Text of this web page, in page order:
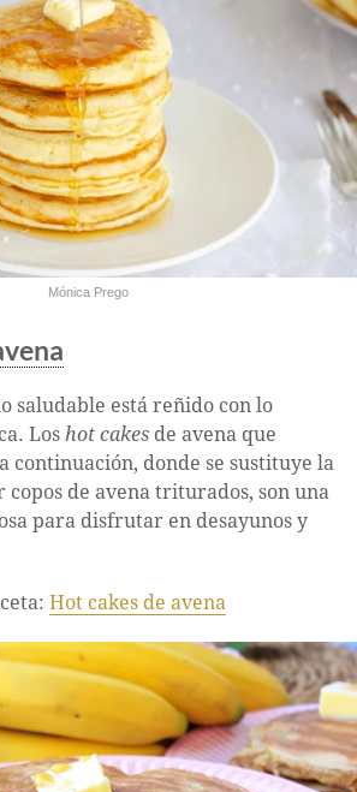
Mónica Prego
saludable está reñido con lo
Los hot cakes de avena que
continuación, donde se sustituye la
de avena triturados, son una
para disfrutar en desayunos y
Hot cakes de avena